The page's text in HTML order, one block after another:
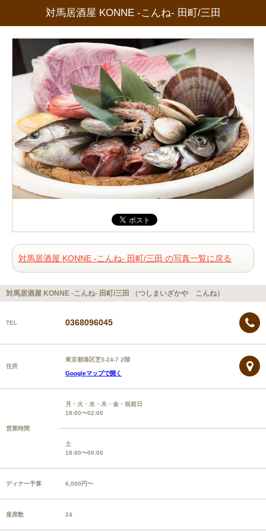
対馬居酒屋 KONNE -こんね- 田町/三田
対馬居酒屋 KONNE -こんね- 田町/三田 の写真一覧に戻る
対馬居酒屋 KONNE -こんね- 田町/三田 （つしまいざかや こんね）
TEL 0368096045
住所
東京都港区芝5-24-7 2階
Googleマップで開く
営業時間
月・火・水・木・金・祝前日
18:00〜02:00
土
18:00〜00:00
ディナー予算 6,000円〜
座席数 24